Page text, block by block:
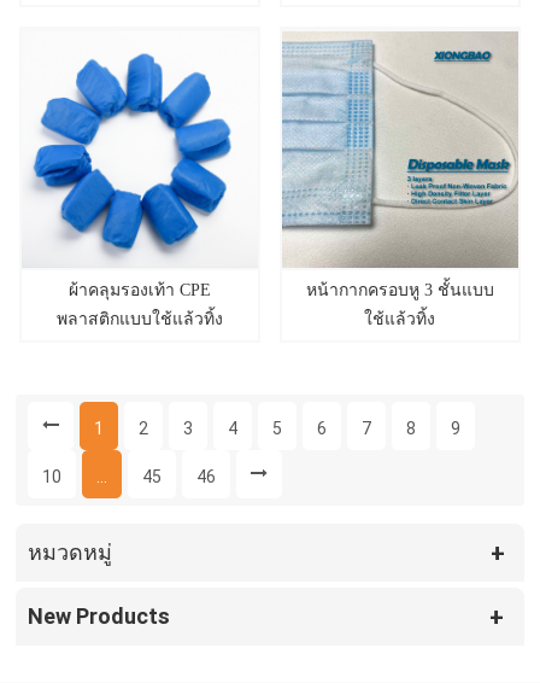
ผ้าคลุมรองเท้า CPE
พลาสติกแบบใช้แล้วทิ้ง
หน้ากากครอบหู 3 ชั้นแบบ
ใช้แล้วทิ้ง
1 2 3 4 5 6 7 8 9
10 45 46
หมวดหมู่
New Products